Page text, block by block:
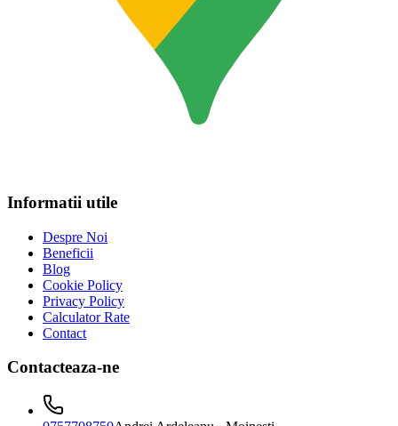
Informatii utile
Despre Noi
Beneficii
Blog
Cookie Policy
Privacy Policy
Calculator Rate
Contact
Contacteaza-ne